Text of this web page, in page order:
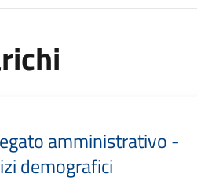
amministrativo -
demografici